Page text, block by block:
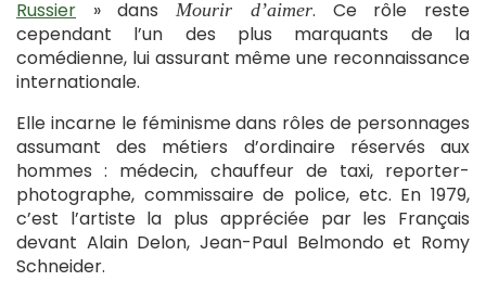
Russier » dansMourir d’aimer. Ce rôle reste
cependant l’un des plus marquants de la
comédienne, lui assurant même une reconnaissance
internationale.
Elle incarne le féminisme dans rôles de personnages
assumant des métiers d’ordinaire réservés aux
hommes : médecin, chauffeur de taxi, reporter-
photographe, commissaire de police, etc. En 1979,
c’est l’artiste la plus appréciée par les Français
devant Alain Delon, Jean-Paul Belmondo et Romy
Schneider.